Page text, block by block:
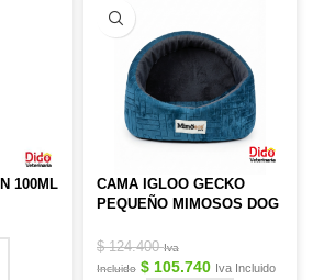
100ML
CAMA IGLOO GECKO
PEQUEÑO MIMOSOS DOG
$124.400 Iva
Incluido $ 105.740 Iva Incluido